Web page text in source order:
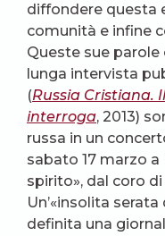
diffondere questa
comunità e infine
Queste sue
lunga intervista
(Russia Cristiana.
interroga, 2013)
russa in un
sabato 17 marzo
spirito», dal coro
Un’«insolita
definita una